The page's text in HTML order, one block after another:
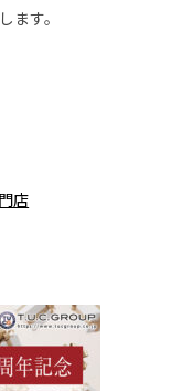
ます。
店